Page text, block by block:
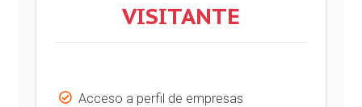
VISITANTE
Acceso a perfil de empresas